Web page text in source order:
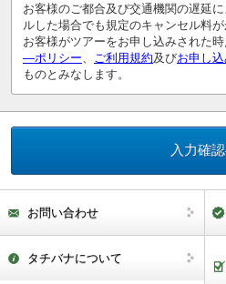
お客様のご都合及び交通機関の遅延
ルした場合でも規定のキャンセル料が
お客様がツアーをお申し込みされた
―ポリシー
ご利用規約及びお申し
ものとみなします。
お問い合わせ
タチバナについて